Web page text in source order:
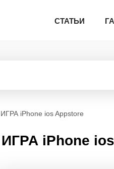
СТАТЬИ
iPhone ios Appstore
iPhone